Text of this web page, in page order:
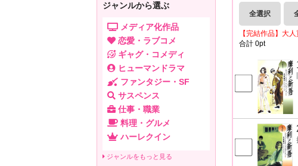
全選択
【完結作品】大
合計 0pt
ジャンルから選ぶ
メディア化作品
恋愛・ラブコメ
ギャグ・コメディ
ヒューマンドラマ
ファンタジー・SF
サスペンス
仕事・職業
料理・グルメ
ハーレクイン
ジャンルをもっと見る